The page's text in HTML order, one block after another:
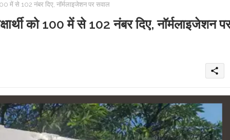
में से 102 नंबर दिए, नॉर्मलाइजेशन पर सवाल
को 100 में से 102 नंबर दिए, नॉर्मलाइजेशन
share